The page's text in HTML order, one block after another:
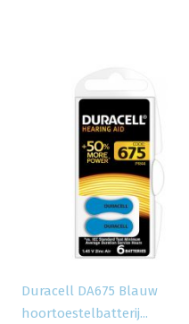
Duracell DA675 Blauw
hoortoestelbatterij...